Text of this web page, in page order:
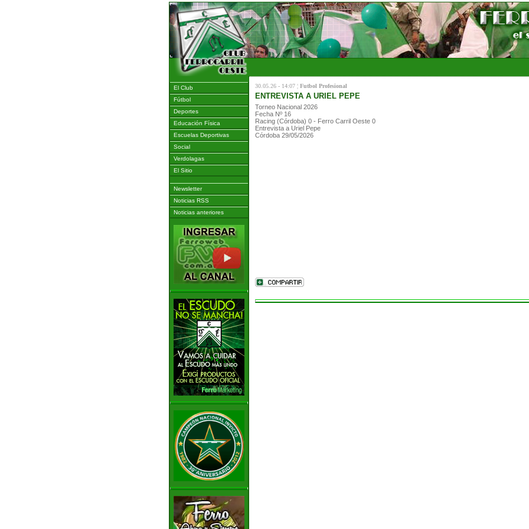
El Club
Fútbol
Deportes
Educación Física
Escuelas Deportivas
Social
Verdolagas
El Sitio
Newsletter
Noticias RSS
Noticias anteriores
30.05.26 - 14:07 ¦ Futbol Profesional
ENTREVISTA A URIEL PEPE
Torneo Nacional 2026
Fecha Nº 16
Racing (Córdoba) 0 - Ferro Carril Oeste 0
Entrevista a Uriel Pepe
Córdoba 29/05/2026